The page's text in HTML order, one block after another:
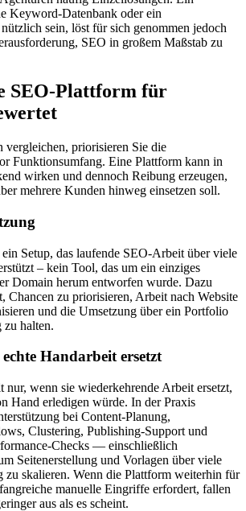
Keyword‑Datenbank oder ein
sein, löst für sich genommen jedoch
SEO in großem Maßstab zu
SEO‑Plattform für
vergleichen, priorisieren Sie die
Funktionsumfang. Eine Plattform kann in
wirken und dennoch Reibung erzeugen,
mehrere Kunden hinweg einsetzen soll.
Setup, das laufende SEO‑Arbeit über viele
– kein Tool, das um ein einziges
Domain herum entworfen wurde. Dazu
Chancen zu priorisieren, Arbeit nach Website
und die Umsetzung über ein Portfolio
halten.
Handarbeit ersetzt
nur, wenn sie wiederkehrende Arbeit ersetzt,
Hand erledigen würde. In der Praxis
bei Content‑Planung,
Clustering, Publishing‑Support und
— einschließlich
Seitenerstellung und Vorlagen über viele
zu skalieren. Wenn die Plattform weiterhin für
manuelle Eingriffe erfordert, fallen
aus als es scheint.